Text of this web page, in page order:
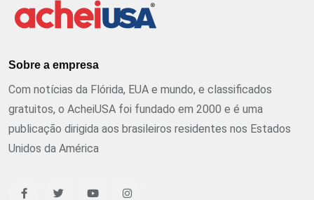
Sobre a empresa
Com notícias da Flórida, EUA e mundo, e classificados
gratuitos, o AcheiUSA foi fundado em 2000 e é uma
publicação dirigida aos brasileiros residentes nos Estados
Unidos da América